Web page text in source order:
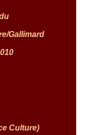
Gallimard
Culture)